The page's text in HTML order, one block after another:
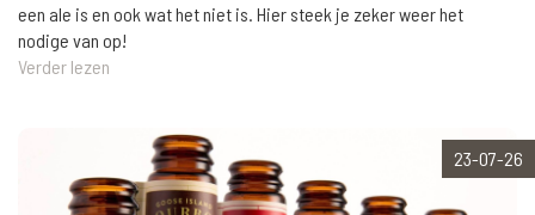
een ale is en ook wat het niet is. Hier steek je zeker weer het
nodige van op!
Verder lezen
23-07-26